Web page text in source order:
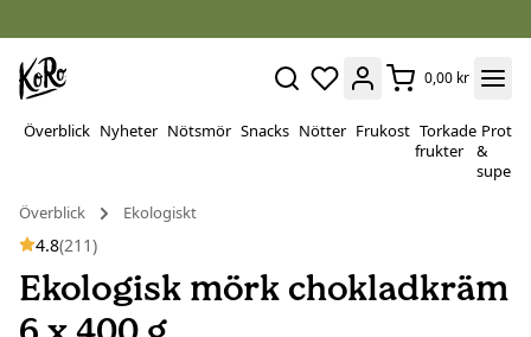
0,00 kr
Överblick Nyheter Nötsmör Snacks Nötter Frukost Torkade
frukter
&
Överblick
Ekologiskt
4.8(211)
Ekologisk mörk chokladkräm